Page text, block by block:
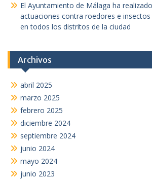
El Ayuntamiento de Málaga ha
actuaciones contra roedores e
en todos los distritos de la ciudad
Archivos
abril 2025
marzo 2025
febrero 2025
diciembre 2024
septiembre 2024
junio 2024
mayo 2024
junio 2023